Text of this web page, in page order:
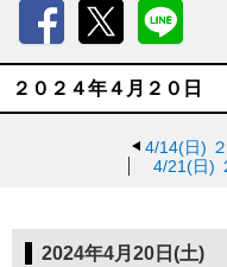
２０２４年４月２０日
4/14(日)
4/21(日)
2024年4月20日(土)